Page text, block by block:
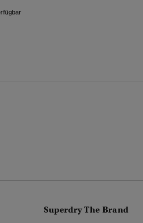
Reduziert Von
Superdry The Brand